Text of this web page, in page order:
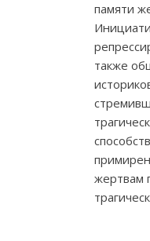
памяти
также
жертвам